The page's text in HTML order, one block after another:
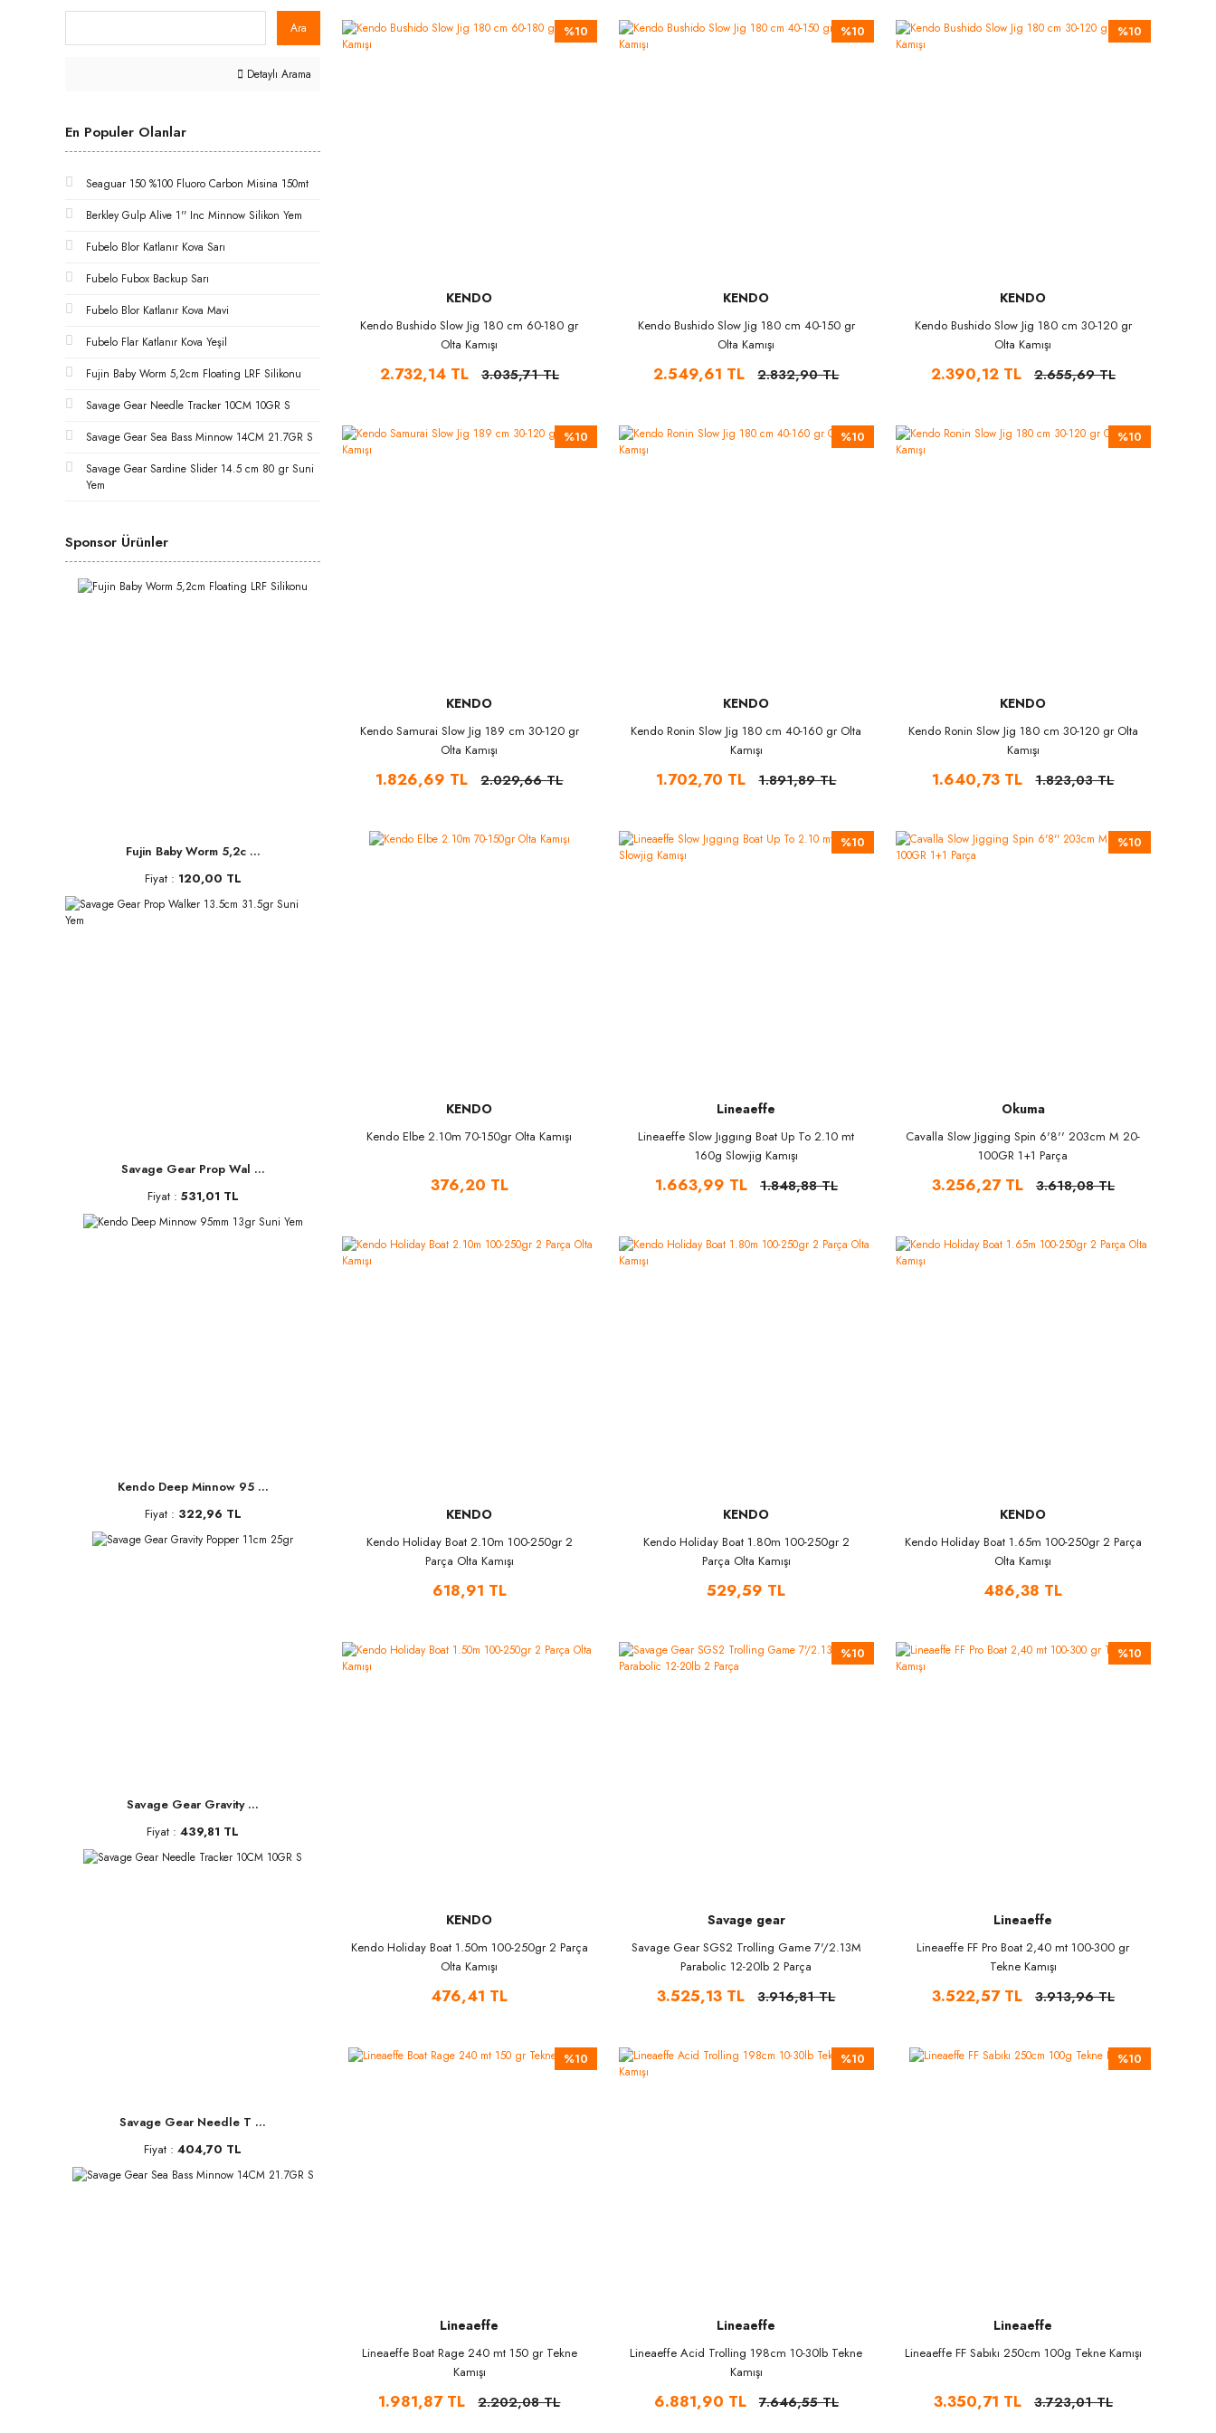
Ara
Detaylı Arama
En Populer Olanlar
Seaguar 150 %100 Fluoro Carbon Misina 150mt
Berkley Gulp Alive 1'' Inc Minnow Silikon Yem
Fubelo Blor Katlanır Kova Sarı
Fubelo Fubox Backup Sarı
Fubelo Blor Katlanır Kova Mavi
Fubelo Flar Katlanır Kova Yeşil
Fujin Baby Worm 5,2cm Floating LRF Silikonu
Savage Gear Needle Tracker 10CM 10GR S
Savage Gear Sea Bass Minnow 14CM 21.7GR S
Savage Gear Sardine Slider 14.5 cm 80 gr Suni
Yem
Sponsor Ürünler
Fujin Baby Worm 5,2c ...
Fiyat : 120,00 TL
Savage Gear Prop Wal ...
Fiyat : 531,01 TL
Kendo Deep Minnow 95 ...
Fiyat : 322,96 TL
Savage Gear Gravity ...
Fiyat : 439,81 TL
Savage Gear Needle T ...
Fiyat : 404,70 TL
%10
KENDO
Kendo Bushido Slow Jig 180 cm 60-180 gr
Olta Kamışı
2.732,14 TL 3.035,71 TL
%10
KENDO
Kendo Bushido Slow Jig 180 cm 40-150 gr
Olta Kamışı
2.549,61 TL 2.832,90 TL
%10
KENDO
Kendo Bushido Slow Jig 180 cm 30-120 gr
Olta Kamışı
2.390,12 TL 2.655,69 TL
%10
KENDO
Kendo Samurai Slow Jig 189 cm 30-120 gr
Olta Kamışı
1.826,69 TL 2.029,66 TL
%10
KENDO
Kendo Ronin Slow Jig 180 cm 40-160 gr Olta
Kamışı
1.702,70 TL 1.891,89 TL
%10
KENDO
Kendo Ronin Slow Jig 180 cm 30-120 gr Olta
Kamışı
1.640,73 TL 1.823,03 TL
KENDO
Kendo Elbe 2.10m 70-150gr Olta Kamışı
376,20 TL
%10
Lineaeffe
Lineaeffe Slow Jıggıng Boat Up To 2.10 mt
160g Slowjig Kamışı
1.663,99 TL 1.848,88 TL
%10
Okuma
Cavalla Slow Jigging Spin 6'8'' 203cm M 20-
100GR 1+1 Parça
3.256,27 TL 3.618,08 TL
KENDO
Kendo Holiday Boat 2.10m 100-250gr 2
Parça Olta Kamışı
618,91 TL
KENDO
Kendo Holiday Boat 1.80m 100-250gr 2
Parça Olta Kamışı
529,59 TL
KENDO
Kendo Holiday Boat 1.65m 100-250gr 2 Parça
Olta Kamışı
486,38 TL
KENDO
Kendo Holiday Boat 1.50m 100-250gr 2 Parça
Olta Kamışı
476,41 TL
%10
Savage gear
Savage Gear SGS2 Trolling Game 7'/2.13M
Parabolic 12-20lb 2 Parça
3.525,13 TL 3.916,81 TL
%10
Lineaeffe
Lineaeffe FF Pro Boat 2,40 mt 100-300 gr
Tekne Kamışı
3.522,57 TL 3.913,96 TL
%10
Lineaeffe
Lineaeffe Boat Rage 240 mt 150 gr Tekne
Kamışı
1.981,87 TL 2.202,08 TL
%10
Lineaeffe
Lineaeffe Acid Trolling 198cm 10-30lb Tekne
Kamışı
6.881,90 TL 7.646,55 TL
%10
Lineaeffe
Lineaeffe FF Sabıkı 250cm 100g Tekne Kamışı
3.350,71 TL 3.723,01 TL